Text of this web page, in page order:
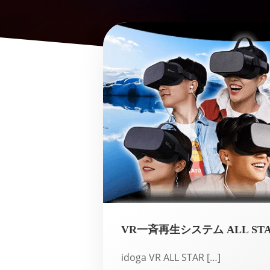
VR一斉再生システム ALL
idoga VR ALL STAR […]